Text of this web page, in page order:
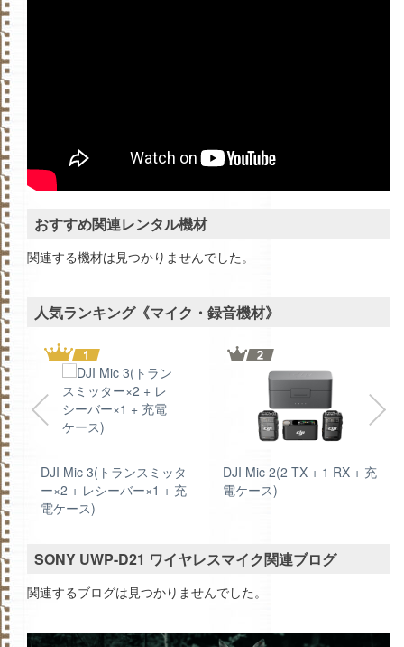
おすすめ関連レンタル機材
関連する機材は見つかりませんでした。
人気ランキング《マイク・録音機材》
DJI Mic 3(トランスミッタ
ー×2 + レシーバー×1 + 充
電ケース)
DJI Mic 2(2 TX + 1 RX + 充
電ケース)
SONY UWP-D21 ワイヤレスマイク関連ブログ
関連するブログは見つかりませんでした。